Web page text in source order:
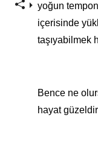
yoğun
içerisinde
taşıyabilmek
Bence ne
hayat